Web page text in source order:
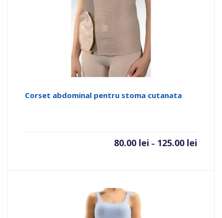
Corset abdominal pentru stoma cutanata
80.00 lei – 125.00 lei